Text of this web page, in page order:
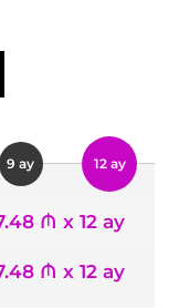
9 ay 12 ay
₼ x 12 ay
₼ x 12 ay